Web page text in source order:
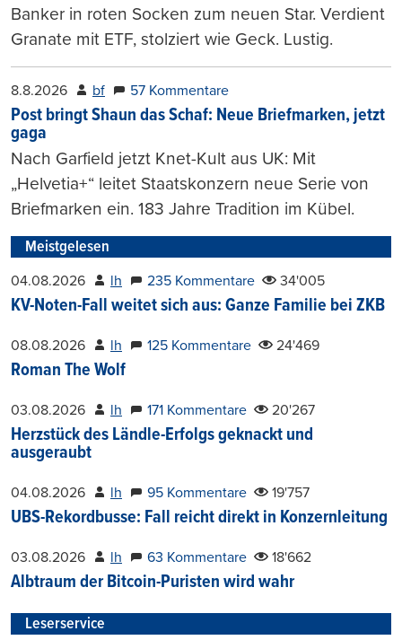
Banker in roten Socken zum neuen Star. Verdient
Granate mit ETF, stolziert wie Geck. Lustig.
8.8.2026 bf 57 Kommentare
Post bringt Shaun das Schaf: Neue Briefmarken, jetzt
gaga
Nach Garfield jetzt Knet-Kult aus UK: Mit
„Helvetia+“ leitet Staatskonzern neue Serie von
Briefmarken ein. 183 Jahre Tradition im Kübel.
Meistgelesen
04.08.2026 lh 235 Kommentare 34'005
KV-Noten-Fall weitet sich aus: Ganze Familie bei ZKB
08.08.2026 lh 125 Kommentare 24'469
Roman The Wolf
03.08.2026 lh 171 Kommentare 20'267
Herzstück des Ländle-Erfolgs geknackt und
ausgeraubt
04.08.2026 lh 95 Kommentare 19'757
UBS-Rekordbusse: Fall reicht direkt in Konzernleitung
03.08.2026 lh 63 Kommentare 18'662
Albtraum der Bitcoin-Puristen wird wahr
Leserservice